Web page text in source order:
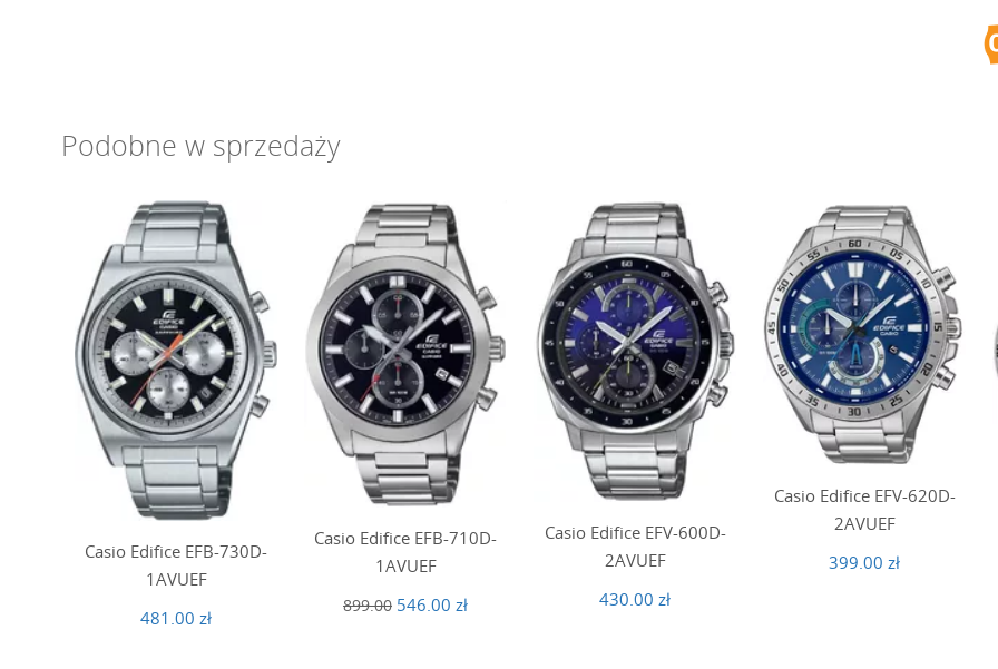
Podobne w sprzedaży
Casio Edifice EFB-730D-
1AVUEF
481.00 zł
Casio Edifice EFB-710D-
1AVUEF
899.00 546.00 zł
Casio Edifice EFV-600D-
2AVUEF
430.00 zł
Casio Edifice EFV-620D-
2AVUEF
399.00 zł